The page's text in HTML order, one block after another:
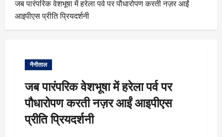
जब पारंपरिक वेशभूषा में हरेला पर्व पर पौधारोपण करती नज़र आईं
आइपीएस प्रीति प्रियदर्शनी
नैनीताल
जब पारंपरिक वेशभूषा में हरेला पर्व पर
पौधारोपण करती नज़र आईं आइपीएस
प्रीति प्रियदर्शनी